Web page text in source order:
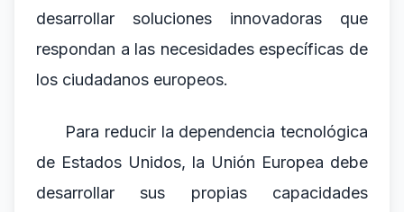
desarrollar soluciones innovadoras que
respondan a las necesidades específicas de
los ciudadanos europeos.
Para reducir la dependencia tecnológica
de Estados Unidos, la Unión Europea debe
desarrollar sus propias capacidades